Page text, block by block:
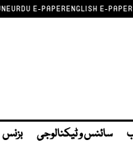
URDU E-PAPERENGLISH E-PAPER
سائنس و ٹیکنالوجی بزنس